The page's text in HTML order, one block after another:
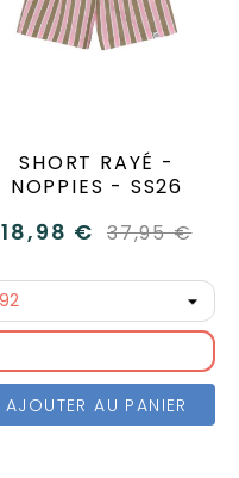
SHORT RAYÉ -
NOPPIES - SS26
18,98 € 37,95 €
AJOUTER AU PANIER